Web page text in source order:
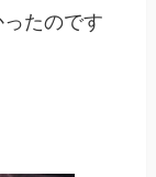
たのです